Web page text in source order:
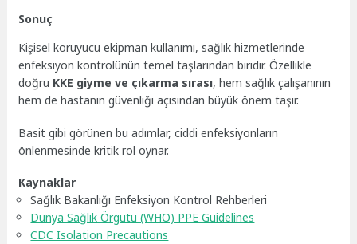
Sonuç
Kişisel koruyucu ekipman kullanımı, sağlık hizmetlerinde
enfeksiyon kontrolünün temel taşlarından biridir. Özellikle
doğru KKE giyme ve çıkarma sırası, hem sağlık çalışanının
hem de hastanın güvenliği açısından büyük önem taşır.
Basit gibi görünen bu adımlar, ciddi enfeksiyonların
önlenmesinde kritik rol oynar.
Kaynaklar
Sağlık Bakanlığı Enfeksiyon Kontrol Rehberleri
Dünya Sağlık Örgütü (WHO) PPE Guidelines
CDC Isolation Precautions